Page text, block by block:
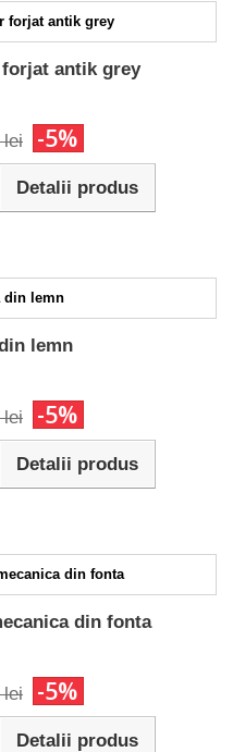
antik grey
lei -5%
Detalii produs
lemn
lei -5%
Detalii produs
din fonta
lei -5%
Detalii produs